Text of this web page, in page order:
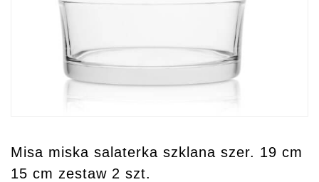
Misa miska salaterka szklana szer. 19 cm
15 cm zestaw 2 szt.